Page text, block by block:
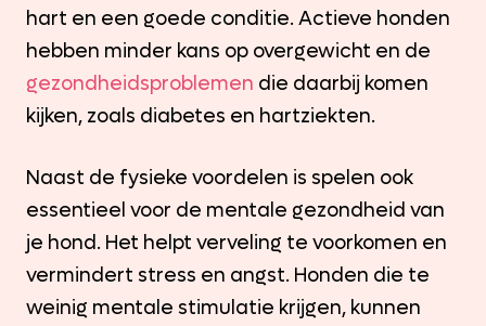
hart en een goede conditie. Actieve honden
hebben minder kans op overgewicht en de
gezondheidsproblemen die daarbij komen
kijken, zoals diabetes en hartziekten.
Naast de fysieke voordelen is spelen ook
essentieel voor de mentale gezondheid van
je hond. Het helpt verveling te voorkomen en
vermindert stress en angst. Honden die te
weinig mentale stimulatie krijgen, kunnen